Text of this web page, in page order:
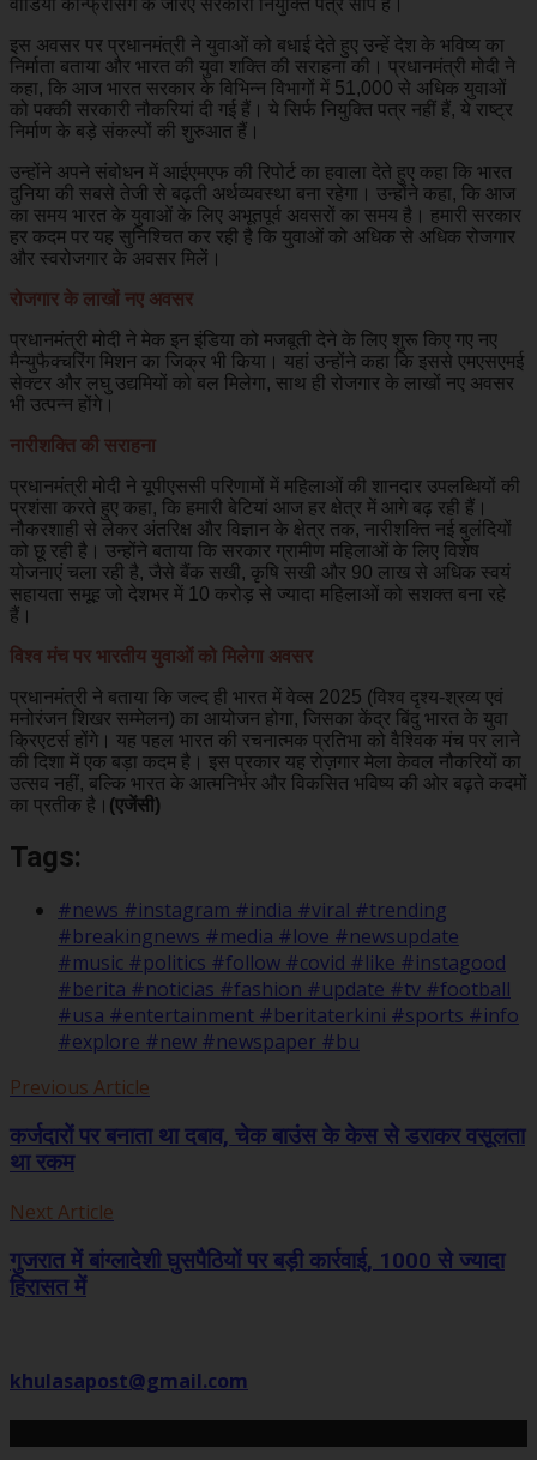
इस अवसर पर प्रधानमंत्री ने युवाओं को बधाई देते हुए उन्हें देश के भविष्य का
निर्माता बताया और भारत की युवा शक्ति की सराहना की। प्रधानमंत्री मोदी ने
कहा, कि आज भारत सरकार के विभिन्न विभागों में 51,000 से अधिक युवाओं
को पक्की सरकारी नौकरियां दी गई हैं। ये सिर्फ नियुक्ति पत्र नहीं हैं, ये राष्ट्र
निर्माण के बड़े संकल्पों की शुरुआत हैं।
उन्होंने अपने संबोधन में आईएमएफ की रिपोर्ट का हवाला देते हुए कहा कि भारत
दुनिया की सबसे तेजी से बढ़ती अर्थव्यवस्था बना रहेगा। उन्होंने कहा, कि आज
का समय भारत के युवाओं के लिए अभूतपूर्व अवसरों का समय है। हमारी सरकार
हर कदम पर यह सुनिश्चित कर रही है कि युवाओं को अधिक से अधिक रोजगार
और स्वरोजगार के अवसर मिलें।
रोजगार के लाखों नए अवसर
प्रधानमंत्री मोदी ने मेक इन इंडिया को मजबूती देने के लिए शुरू किए गए नए
मैन्युफैक्चरिंग मिशन का जिक्र भी किया। यहां उन्होंने कहा कि इससे एमएसएमई
सेक्टर और लघु उद्यमियों को बल मिलेगा, साथ ही रोजगार के लाखों नए अवसर
भी उत्पन्न होंगे।
नारीशक्ति की सराहना
प्रधानमंत्री मोदी ने यूपीएससी परिणामों में महिलाओं की शानदार उपलब्धियों की
प्रशंसा करते हुए कहा, कि हमारी बेटियां आज हर क्षेत्र में आगे बढ़ रही हैं।
नौकरशाही से लेकर अंतरिक्ष और विज्ञान के क्षेत्र तक, नारीशक्ति नई बुलंदियों
को छू रही है। उन्होंने बताया कि सरकार ग्रामीण महिलाओं के लिए विशेष
योजनाएं चला रही है, जैसे बैंक सखी, कृषि सखी और 90 लाख से अधिक स्वयं
सहायता समूह जो देशभर में 10 करोड़ से ज्यादा महिलाओं को सशक्त बना रहे
हैं।
विश्व मंच पर भारतीय युवाओं को मिलेगा अवसर
प्रधानमंत्री ने बताया कि जल्द ही भारत में वेव्स 2025 (विश्व दृश्य-श्रव्य एवं
मनोरंजन शिखर सम्मेलन) का आयोजन होगा, जिसका केंद्र बिंदु भारत के युवा
क्रिएटर्स होंगे। यह पहल भारत की रचनात्मक प्रतिभा को वैश्विक मंच पर लाने
की दिशा में एक बड़ा कदम है। इस प्रकार यह रोज़गार मेला केवल नौकरियों का
उत्सव नहीं, बल्कि भारत के आत्मनिर्भर और विकसित भविष्य की ओर बढ़ते कदमों
का प्रतीक है। (एजेंसी)
Tags:
#news #instagram #india #viral #trending
#breakingnews #media #love #newsupdate
#music #politics #follow #covid #like #instagood
#berita #noticias #fashion #update #tv #football
#usa #entertainment #beritaterkini #sports #info
#explore #new #newspaper #bu
Previous Article
कर्जदारों पर बनाता था दबाव, चेक बाउंस के केस से डराकर वसूलता
था रकम
Next Article
गुजरात में बांग्लादेशी घुसपैठियों पर बड़ी कार्रवाई, 1000 से ज्यादा
हिरासत में
khulasapost@gmail.com